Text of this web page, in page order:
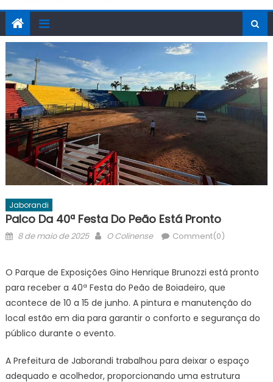
Jaborandi
Palco Da 40ª Festa Do Peão Está Pronto
Posted
8 de maio de 2025 Author
O Colinense Comment(0)
O Parque de Exposições Gino Henrique Brunozzi está pronto
para receber a 40ª Festa do Peão de Boiadeiro, que
acontece de 10 a 15 de junho. A pintura e manutenção do
local estão em dia para garantir o conforto e segurança do
público durante o evento.
A Prefeitura de Jaborandi trabalhou para deixar o espaço
adequado e acolhedor, proporcionando uma estrutura